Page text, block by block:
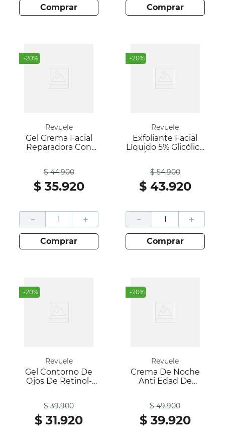
comprar comprar
-20%
Revuele
Gel Crema Facial
Reparadora Con
$ 44.900
$ 35.920
＋
－
comprar
-20%
Revuele
Exfoliante Facial
Líquido 5% Glicólico
$ 54.900
$ 43.920
＋
－
comprar
-20%
Revuele
Gel Contorno De
Ojos De Retinol-
$ 39.900
$ 31.920
-20%
Revuele
Crema De Noche
Anti Edad De
$ 49.900
$ 39.920